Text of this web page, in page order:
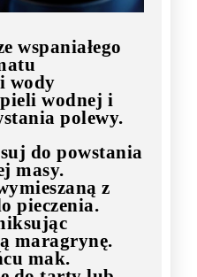
wspaniałego
wody
wodnej i
polewy.
do powstania
masy.
z
pieczenia.
maragrynę.
mak.